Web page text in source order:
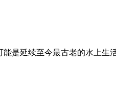
是延续至今最古老的水上生